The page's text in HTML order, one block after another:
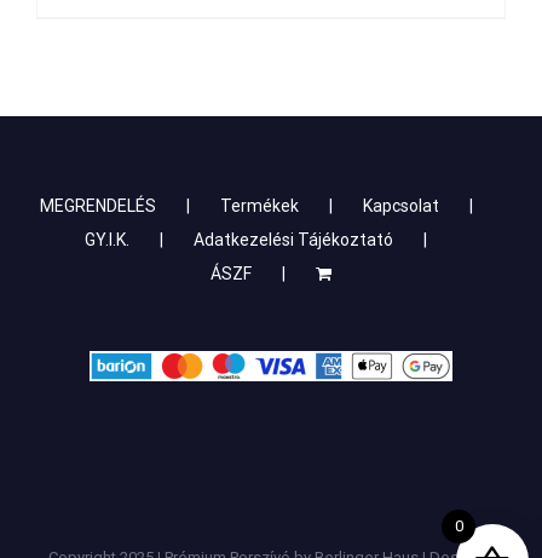
MEGRENDELÉS Termékek
Kapcsolat
GY.I.K.
Adatkezelési Tájékoztató
ÁSZF
0